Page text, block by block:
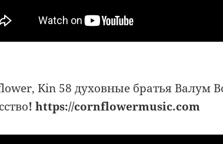
Kin 58 духовные братья Валум
! https://cornflowermusic.com